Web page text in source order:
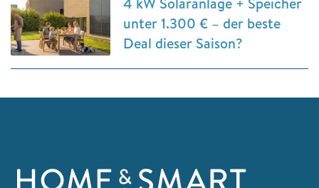
unter 1.300 € – der beste
Deal dieser Saison?